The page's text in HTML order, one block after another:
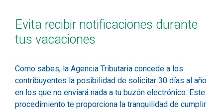
Evita recibir notificaciones durante
tus vacaciones
Como sabes, la Agencia Tributaria concede a los
contribuyentes la posibilidad de solicitar 30 días al año
en los que no enviará nada a tu buzón electrónico. Este
procedimiento te proporciona la tranquilidad de cumplir